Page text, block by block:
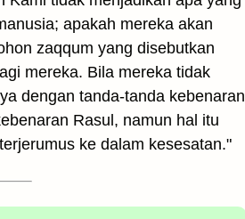
apakah mereka akan
zaqqum yang disebutkan
mereka. Bila mereka tidak
dengan tanda-tanda kebenaran
Rasul, namun hal itu
ke dalam kesesatan."